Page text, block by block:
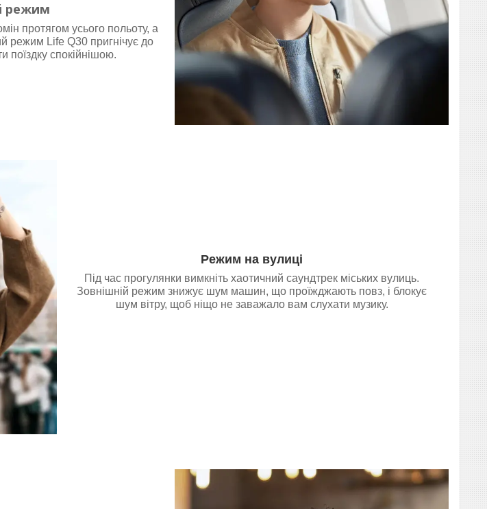
режим
протягом усього польоту, а
режим Life Q30 пригнічує до
поїздку спокійнішою.
Режим на вулиці
Під час прогулянки вимкніть хаотичний саундтрек міських вулиць.
Зовнішній режим знижує шум машин, що проїжджають повз, і блокує
шум вітру, щоб ніщо не заважало вам слухати музику.